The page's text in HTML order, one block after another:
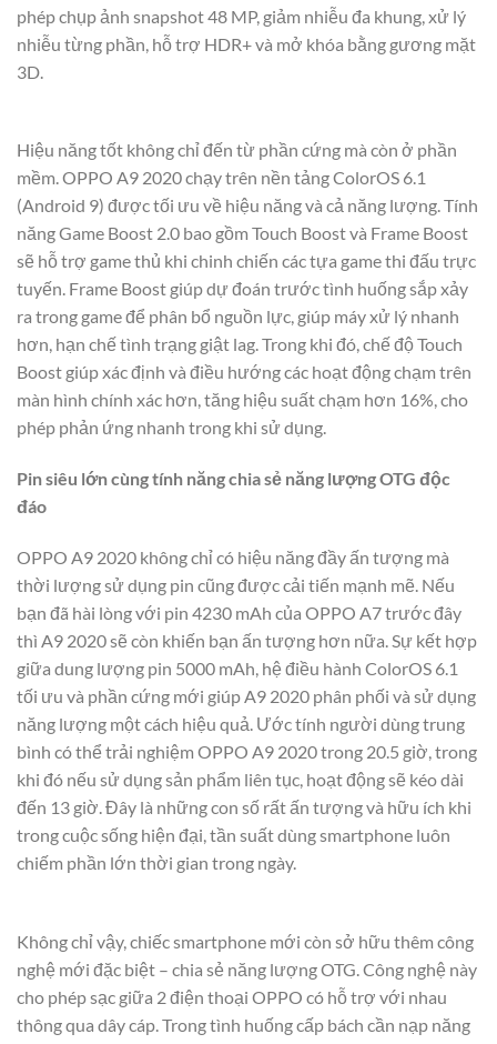
phép chụp ảnh snapshot 48 MP, giảm nhiễu đa khung, xử lý
nhiễu từng phần, hỗ trợ HDR+ và mở khóa bằng gương mặt
3D.
Hiệu năng tốt không chỉ đến từ phần cứng mà còn ở phần
mềm. OPPO A9 2020 chạy trên nền tảng ColorOS 6.1
(Android 9) được tối ưu về hiệu năng và cả năng lượng. Tính
năng Game Boost 2.0 bao gồm Touch Boost và Frame Boost
sẽ hỗ trợ game thủ khi chinh chiến các tựa game thi đấu trực
tuyến. Frame Boost giúp dự đoán trước tình huống sắp xảy
ra trong game để phân bổ nguồn lực, giúp máy xử lý nhanh
hơn, hạn chế tình trạng giật lag. Trong khi đó, chế độ Touch
Boost giúp xác định và điều hướng các hoạt động chạm trên
màn hình chính xác hơn, tăng hiệu suất chạm hơn 16%, cho
phép phản ứng nhanh trong khi sử dụng.
Pin siêu lớn cùng tính năng chia sẻ năng lượng OTG độc
đáo
OPPO A9 2020 không chỉ có hiệu năng đầy ấn tượng mà
thời lượng sử dụng pin cũng được cải tiến mạnh mẽ. Nếu
bạn đã hài lòng với pin 4230 mAh của OPPO A7 trước đây
thì A9 2020 sẽ còn khiến bạn ấn tượng hơn nữa. Sự kết hợp
giữa dung lượng pin 5000 mAh, hệ điều hành ColorOS 6.1
tối ưu và phần cứng mới giúp A9 2020 phân phối và sử dụng
năng lượng một cách hiệu quả. Ước tính người dùng trung
bình có thể trải nghiệm OPPO A9 2020 trong 20.5 giờ, trong
khi đó nếu sử dụng sản phẩm liên tục, hoạt động sẽ kéo dài
đến 13 giờ. Đây là những con số rất ấn tượng và hữu ích khi
trong cuộc sống hiện đại, tần suất dùng smartphone luôn
chiếm phần lớn thời gian trong ngày.
Không chỉ vậy, chiếc smartphone mới còn sở hữu thêm công
nghệ mới đặc biệt – chia sẻ năng lượng OTG. Công nghệ này
cho phép sạc giữa 2 điện thoại OPPO có hỗ trợ với nhau
thông qua dây cáp. Trong tình huống cấp bách cần nạp năng